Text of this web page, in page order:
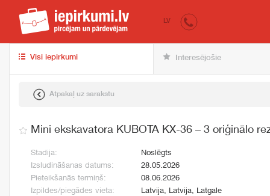
iepirkumi.lv
LV
Visi iepirkumi Interesējošie
Atpakaļ uz sarakstu
Mini ekskavatora KUBOTA KX-36 – 3 oriģinālo
Stadija:
Noslēgts
Izsludināšanas datums:
28.05.2026
Pieteikšanās termiņš:
08.06.2026
Izpildes/piegādes vieta:
Latvija, Latvija, Latgale